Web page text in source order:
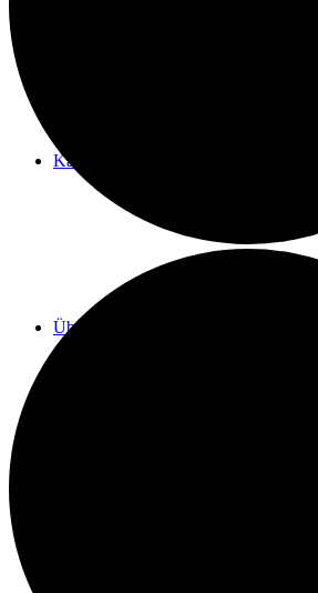
Kalender
Über mich